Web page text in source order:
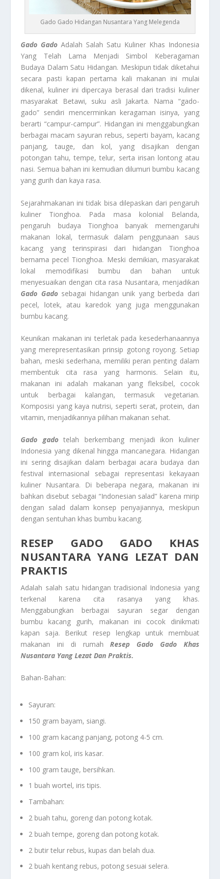
Gado Gado Hidangan Nusantara Yang Melegenda
Gado Gado Adalah Salah Satu Kuliner Khas Indonesia
Yang Telah Lama Menjadi Simbol Keberagaman
Budaya Dalam Satu Hidangan. Meskipun tidak diketahui
secara pasti kapan pertama kali makanan ini mulai
dikenal, kuliner ini dipercaya berasal dari tradisi kuliner
masyarakat Betawi, suku asli Jakarta. Nama “gado-
gado” sendiri mencerminkan keragaman isinya, yang
berarti “campur-campur”. Hidangan ini menggabungkan
berbagai macam sayuran rebus, seperti bayam, kacang
panjang, tauge, dan kol, yang disajikan dengan
potongan tahu, tempe, telur, serta irisan lontong atau
nasi. Semua bahan ini kemudian dilumuri bumbu kacang
yang gurih dan kaya rasa.
Sejarahmakanan ini tidak bisa dilepaskan dari pengaruh
kuliner Tionghoa. Pada masa kolonial Belanda,
pengaruh budaya Tionghoa banyak memengaruhi
makanan lokal, termasuk dalam penggunaan saus
kacang yang terinspirasi dari hidangan Tionghoa
bernama pecel Tionghoa. Meski demikian, masyarakat
lokal memodifikasi bumbu dan bahan untuk
menyesuaikan dengan cita rasa Nusantara, menjadikan
Gado Gadosebagai hidangan unik yang berbeda dari
pecel, lotek, atau karedok yang juga menggunakan
bumbu kacang.
Keunikan makanan ini terletak pada kesederhanaannya
yang merepresentasikan prinsip gotong royong. Setiap
bahan, meski sederhana, memiliki peran penting dalam
membentuk cita rasa yang harmonis. Selain itu,
makanan ini adalah makanan yang fleksibel, cocok
untuk berbagai kalangan, termasuk vegetarian.
Komposisi yang kaya nutrisi, seperti serat, protein, dan
vitamin, menjadikannya pilihan makanan sehat.
Gado gadotelah berkembang menjadi ikon kuliner
Indonesia yang dikenal hingga mancanegara. Hidangan
ini sering disajikan dalam berbagai acara budaya dan
festival internasional sebagai representasi kekayaan
kuliner Nusantara. Di beberapa negara, makanan ini
bahkan disebut sebagai “Indonesian salad” karena mirip
dengan salad dalam konsep penyajiannya, meskipun
dengan sentuhan khas bumbu kacang.
RESEP GADO GADO KHAS
NUSANTARA YANG LEZAT DAN
PRAKTIS
Adalah salah satu hidangan tradisional Indonesia yang
terkenal karena cita rasanya yang khas.
Menggabungkan berbagai sayuran segar dengan
bumbu kacang gurih, makanan ini cocok dinikmati
kapan saja. Berikut resep lengkap untuk membuat
makanan ini di rumahResep Gado Gado Khas
Nusantara Yang Lezat Dan Praktis.
Bahan-Bahan:
Sayuran:
150 gram bayam, siangi.
100 gram kacang panjang, potong 4-5 cm.
100 gram kol, iris kasar.
100 gram tauge, bersihkan.
1 buah wortel, iris tipis.
Tambahan:
2 buah tahu, goreng dan potong kotak.
2 buah tempe, goreng dan potong kotak.
2 butir telur rebus, kupas dan belah dua.
2 buah kentang rebus, potong sesuai selera.